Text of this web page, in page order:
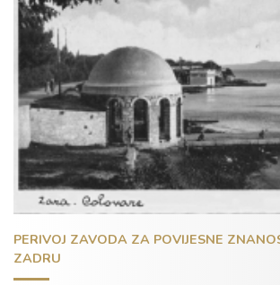
PERIVOJ ZAVODA ZA POVIJESNE
ZADRU